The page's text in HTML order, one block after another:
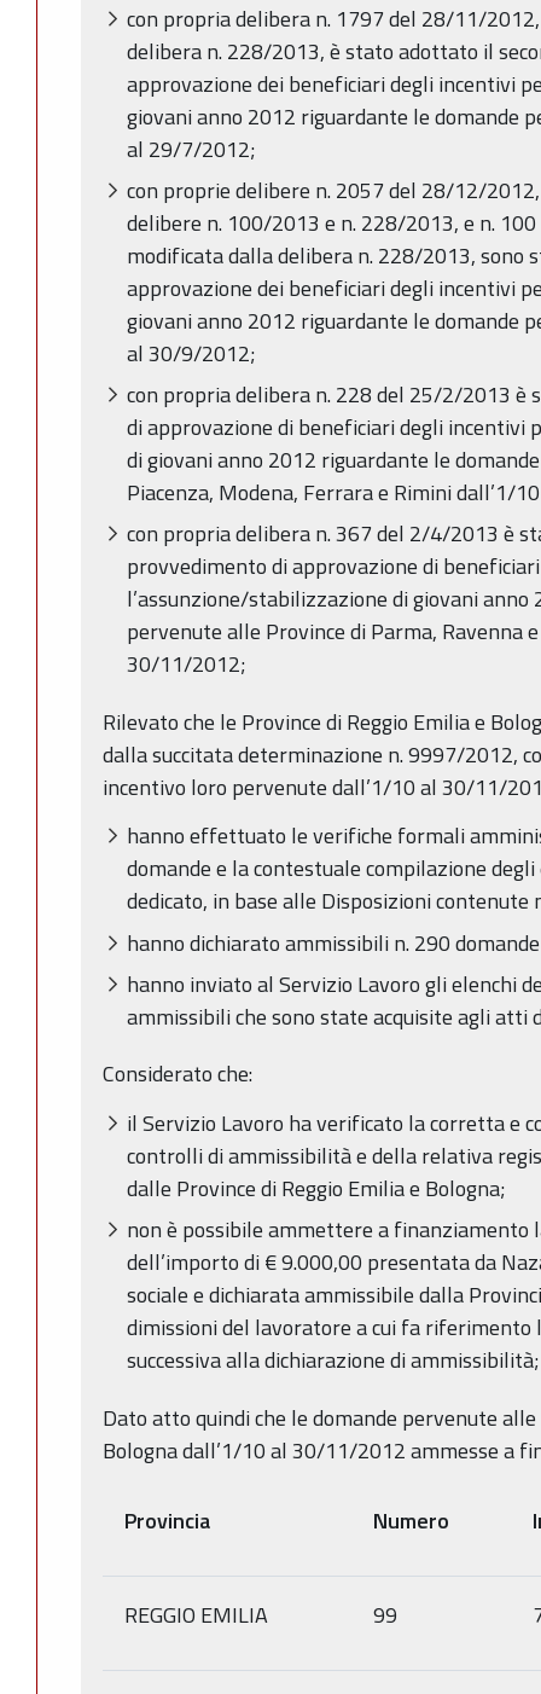
con propria delibera n. 1797 del 28/11/
delibera n. 228/2013, è stato adottato il
approvazione dei beneficiari degli incentivi
giovani anno 2012 riguardante le domande
al 29/7/2012;
con proprie delibere n. 2057 del 28/12/
delibere n. 100/2013 e n. 228/2013, e n.
modificata dalla delibera n. 228/2013,
approvazione dei beneficiari degli incentivi
giovani anno 2012 riguardante le domande
al 30/9/2012;
con propria delibera n. 228 del 25/2/2013
di approvazione di beneficiari degli incentivi
di giovani anno 2012 riguardante le
Piacenza, Modena, Ferrara e Rimini dall’1/
con propria delibera n. 367 del 2/4/2013 è
provvedimento di approvazione di
l’assunzione/stabilizzazione di giovani
pervenute alle Province di Parma, Ravenna
30/11/2012;
Rilevato che le Province di Reggio Emilia e
dalla succitata determinazione n. 9997/2012,
incentivo loro pervenute dall’1/10 al 30/11/
hanno effettuato le verifiche formali
domande e la contestuale compilazione
dedicato, in base alle Disposizioni
hanno dichiarato ammissibili n. 290
hanno inviato al Servizio Lavoro gli elenchi
ammissibili che sono state acquisite agli atti
Considerato che:
il Servizio Lavoro ha verificato la corretta e
controlli di ammissibilità e della relativa
dalle Province di Reggio Emilia e Bologna;
non è possibile ammettere a finanziamento
dell’importo di € 9.000,00 presentata da
sociale e dichiarata ammissibile dalla
dimissioni del lavoratore a cui fa riferimento
successiva alla dichiarazione di
Dato atto quindi che le domande pervenute
Bologna dall’1/10 al 30/11/2012 ammesse a
Provincia Numero
REGGIO EMILIA 99